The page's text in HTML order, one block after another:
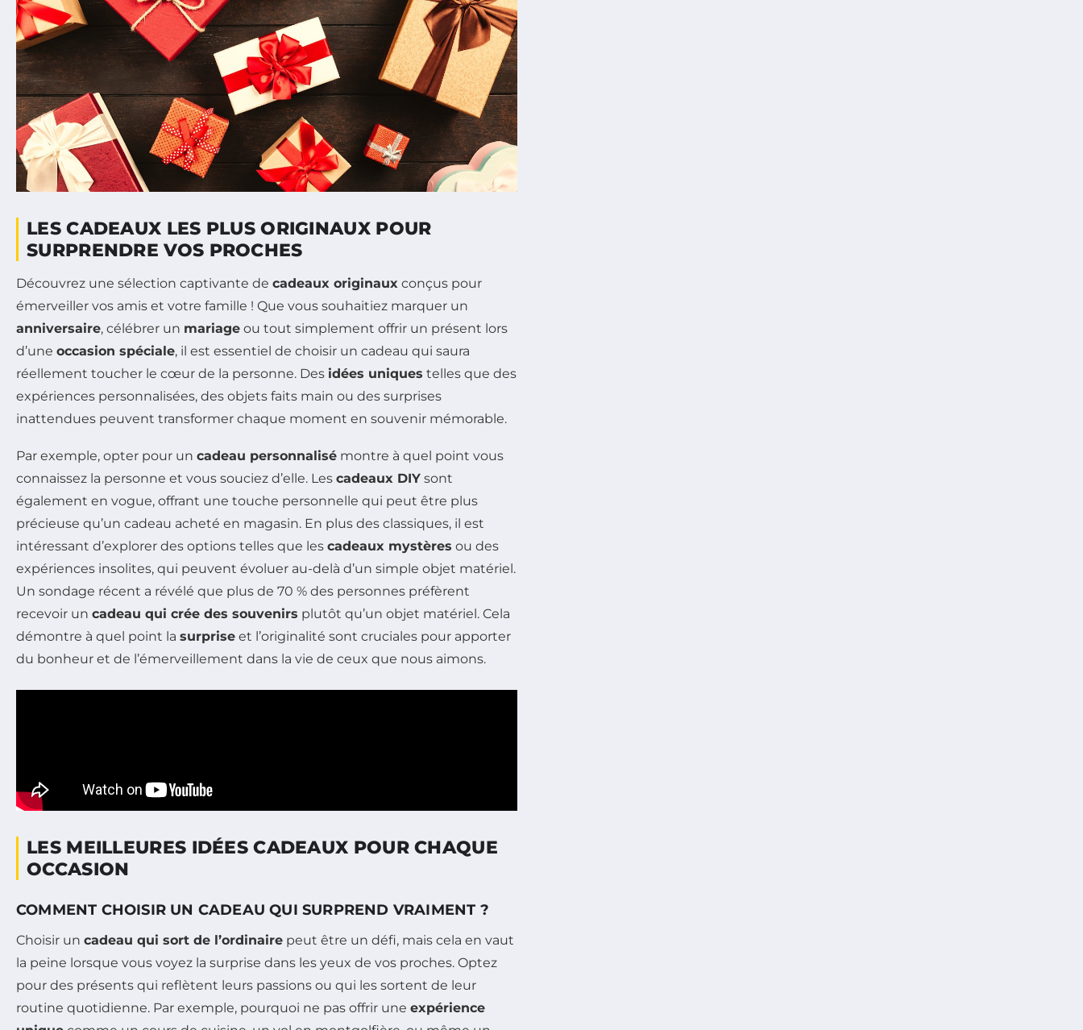
LES CADEAUX LES PLUS ORIGINAUX POUR
SURPRENDRE VOS PROCHES
Découvrez une sélection captivante de cadeaux originaux conçus pour
émerveiller vos amis et votre famille ! Que vous souhaitiez marquer un
anniversaire, célébrer un mariage ou tout simplement offrir un présent lors
d’une occasion spéciale, il est essentiel de choisir un cadeau qui saura
réellement toucher le cœur de la personne. Des idées uniques telles que des
expériences personnalisées, des objets faits main ou des surprises
inattendues peuvent transformer chaque moment en souvenir mémorable.
Par exemple, opter pour un cadeau personnalisé montre à quel point vous
connaissez la personne et vous souciez d’elle. Les cadeaux DIY sont
également en vogue, offrant une touche personnelle qui peut être plus
précieuse qu’un cadeau acheté en magasin. En plus des classiques, il est
intéressant d’explorer des options telles que les cadeaux mystères ou des
expériences insolites, qui peuvent évoluer au-delà d’un simple objet matériel.
Un sondage récent a révélé que plus de 70 % des personnes préfèrent
recevoir un cadeau qui crée des souvenirs plutôt qu’un objet matériel. Cela
démontre à quel point la surprise et l’originalité sont cruciales pour apporter
du bonheur et de l’émerveillement dans la vie de ceux que nous aimons.
LES MEILLEURES IDÉES CADEAUX POUR CHAQUE
OCCASION
COMMENT CHOISIR UN CADEAU QUI SURPREND VRAIMENT ?
Choisir un cadeau qui sort de l’ordinaire peut être un défi, mais cela en vaut
la peine lorsque vous voyez la surprise dans les yeux de vos proches. Optez
pour des présents qui reflètent leurs passions ou qui les sortent de leur
routine quotidienne. Par exemple, pourquoi ne pas offrir une expérience